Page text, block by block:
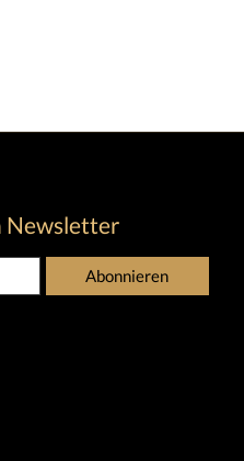
Newsletter
Abonnieren